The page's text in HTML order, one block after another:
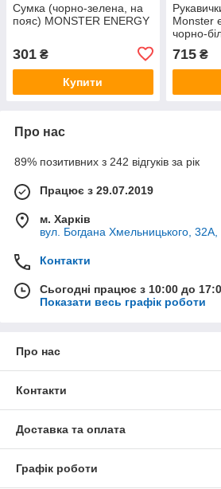
Сумка (чорно-зелена, на
пояс) MONSTER ENERGY
301 ₴
Купити
Monster
чорно-
715₴
Про нас
89% позитивних з 242 відгуків за рік
Працює з 29.07.2019
м. Харків
вул. Богдана Хмельницького, 32А,
Контакти
Сьогодні працює з 10:00 до
Показати весь графік роботи
Про нас
Контакти
Доставка та оплата
Графік роботи